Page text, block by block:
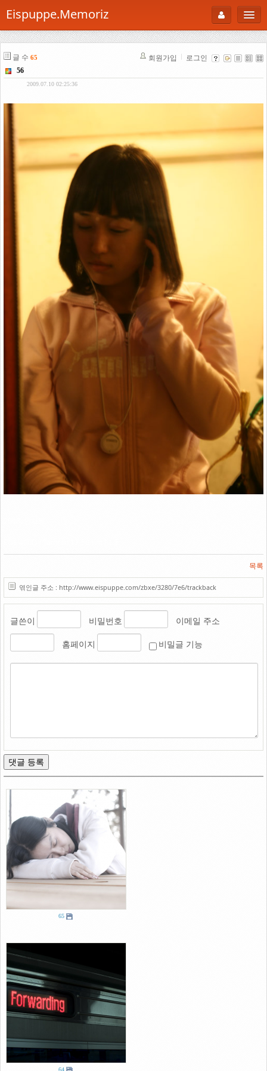
Eispuppe.Memoriz
로그인
About
AboutTori
Photo
Portfolio
글 수 65 회원가입 로그인
56
2009.07.10 02:25:36
목록
엮인글 주소 : http://www.eispuppe.com/zbxe/3280/7e6/trackback
글쓴이 비밀번호 이메일 주소
홈페이지 비밀글 기능
65
64